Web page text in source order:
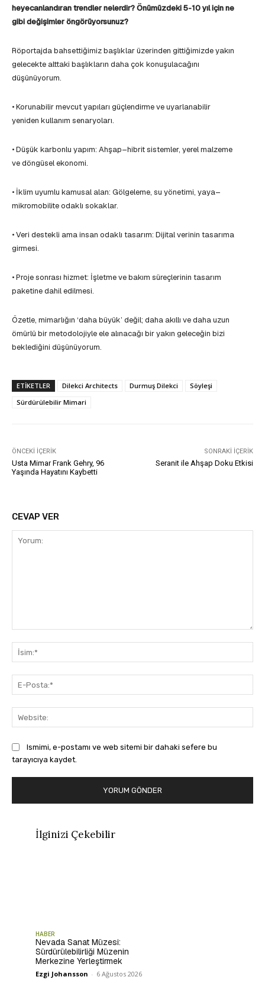
heyecanlandıran trendler nelerdir? Önümüzdeki 5-10 yıl için ne
gibi değişimler öngörüyorsunuz?
Röportajda bahsettiğimiz başlıklar üzerinden gittiğimizde yakın
gelecekte alttaki başlıkların daha çok konuşulacağını
düşünüyorum.
• Korunabilir mevcut yapıları güçlendirme ve uyarlanabilir
yeniden kullanım senaryoları.
• Düşük karbonlu yapım: Ahşap–hibrit sistemler, yerel malzeme
ve döngüsel ekonomi.
• İklim uyumlu kamusal alan: Gölgeleme, su yönetimi, yaya–
mikromobilite odaklı sokaklar.
• Veri destekli ama insan odaklı tasarım: Dijital verinin tasarıma
girmesi.
• Proje sonrası hizmet: İşletme ve bakım süreçlerinin tasarım
paketine dahil edilmesi.
Özetle, mimarlığın ‘daha büyük’ değil; daha akıllı ve daha uzun
ömürlü bir metodolojiyle ele alınacağı bir yakın geleceğin bizi
beklediğini düşünüyorum.
ETIKETLER Dilekci Architects Durmuş Dilekci
Söyleşi
Sürdürülebilir Mimari
ÖNCEKI İÇERIK
Usta Mimar Frank Gehry, 96
Yaşında Hayatını Kaybetti
SONRAKI İÇERIK
Seranit ile Ahşap Doku Etkisi
CEVAP VER
Ismimi, e-postamı ve web sitemi bir dahaki sefere bu
tarayıcıya kaydet.
İlginizi Çekebilir
HABER
Nevada Sanat Müzesi:
Sürdürülebilirliği Müzenin
Merkezine Yerleştirmek
Ezgi Johansson - 6 Ağustos 2026